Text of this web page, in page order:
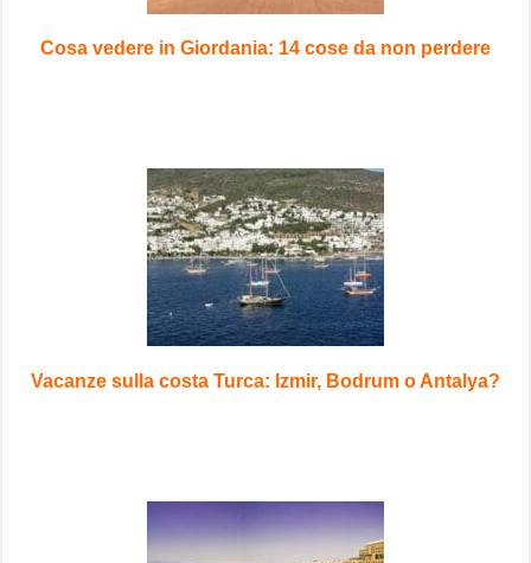
Cosa vedere in Giordania: 14 cose da non perdere
Vacanze sulla costa Turca: Izmir, Bodrum o Antalya?